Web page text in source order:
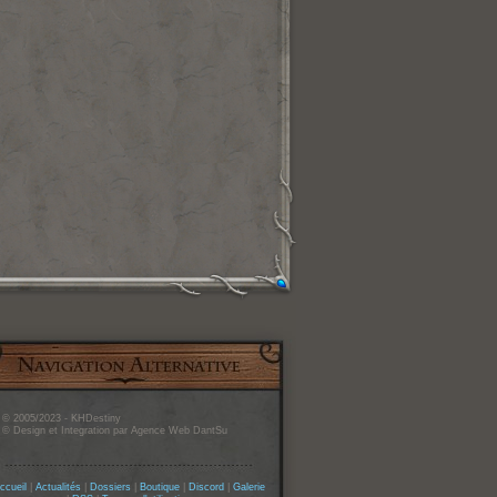
© 2005/2023 - KHDestiny
© Design et Integration par Agence Web DantSu
Actualités Dossiers| Boutique| Discord
Galerie